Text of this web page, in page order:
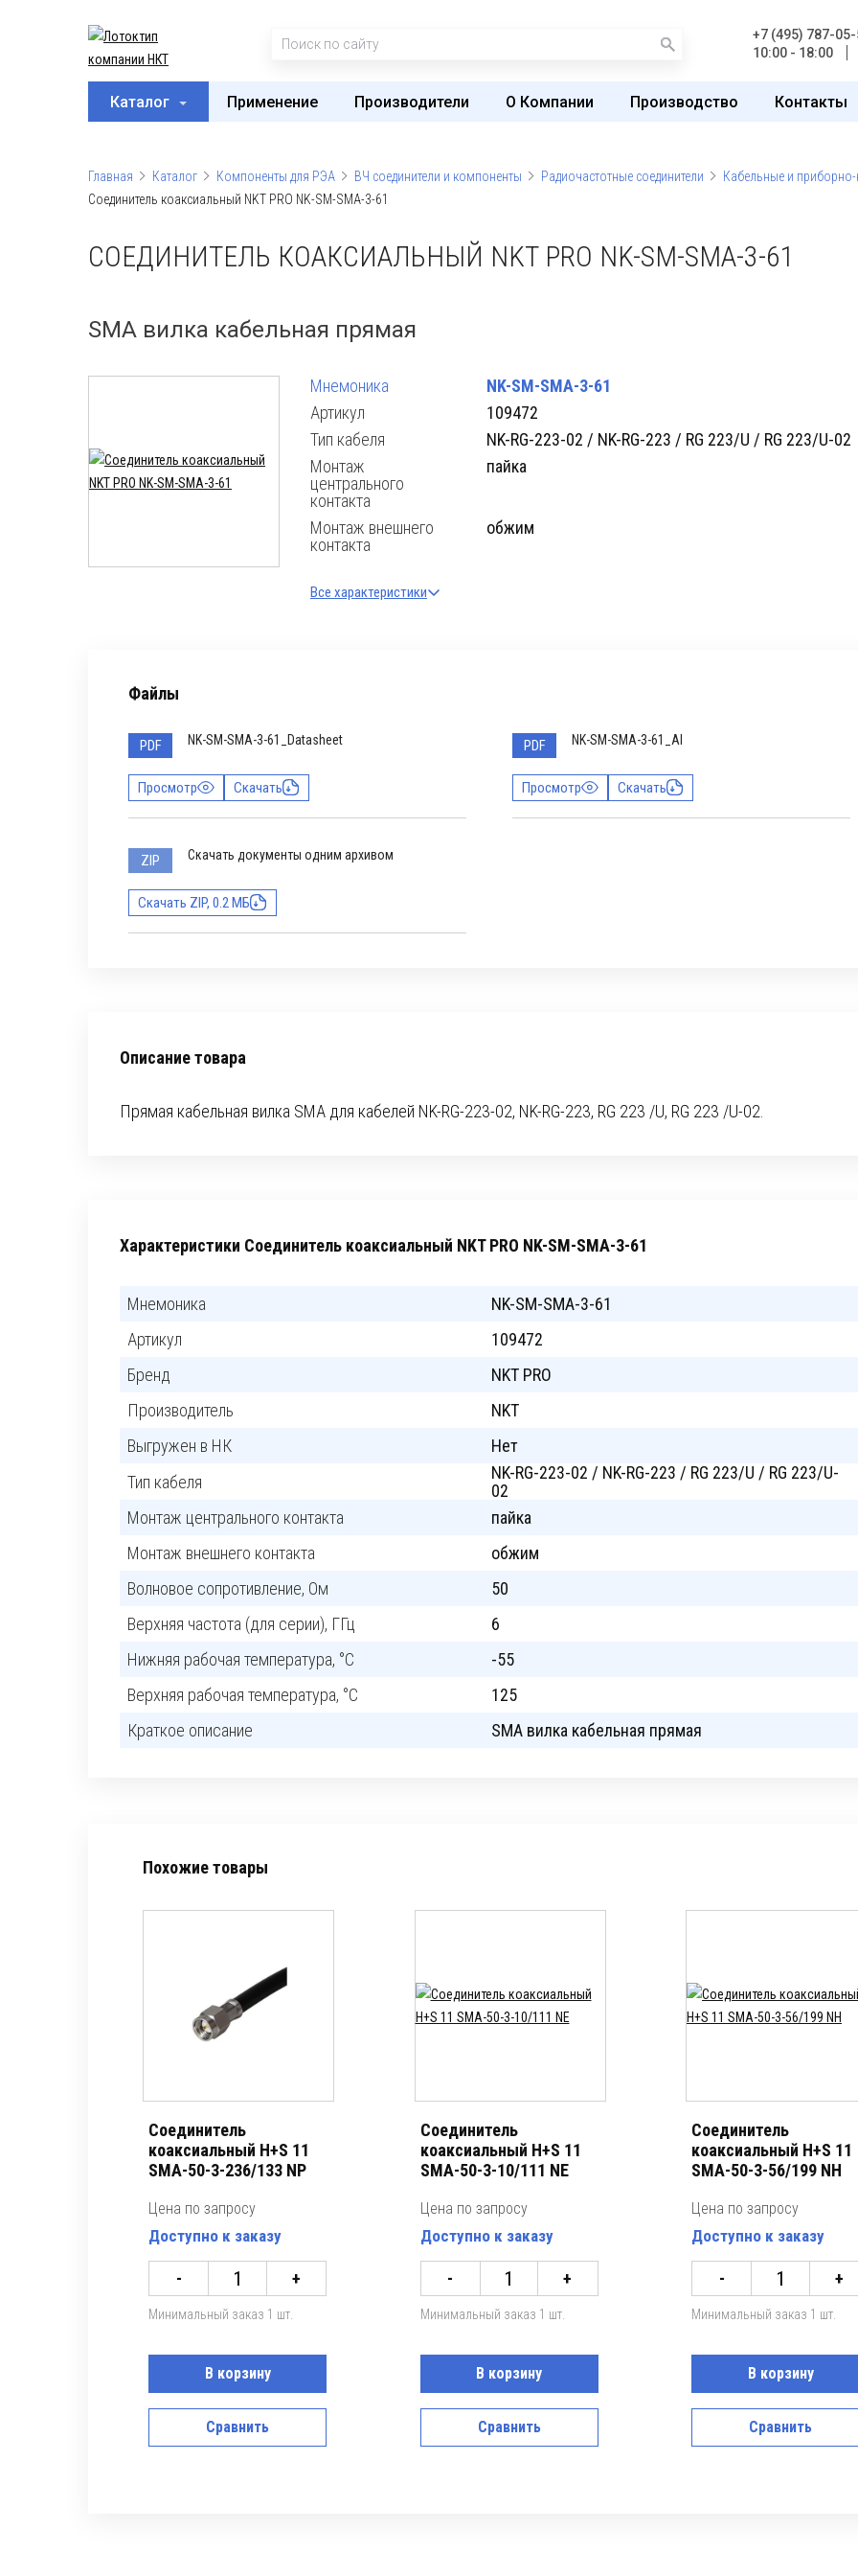
+7 (495) 787-
10:00 - 18:00
Каталог Применение Производители О Компании Производство Контакты
Главная Каталог Компоненты для РЭА ВЧ соединители и компоненты Радиочастотные соединители
Кабельные и приборно-
Соединитель коаксиальный NKT PRO NK-SM-SMA-3-61
СОЕДИНИТЕЛЬ КОАКСИАЛЬНЫЙ NKT PRO NK-SM-SMA-3-61
SMA вилка кабельная прямая
Мнемоника
NK-SM-SMA-3-61
Артикул
109472
Тип кабеля
NK-RG-223-02 / NK-RG-223 / RG 223/U / RG 223/U-02
Монтаж
центрального
контакта
пайка
Монтаж внешнего
контакта
обжим
Все характеристики
Файлы
PDF NK-SM-SMA-3-61_Datasheet
Просмотр Скачать
PDF NK-SM-SMA-3-61_AI
Просмотр Скачать
ZIP Скачать документы одним архивом
Скачать ZIP, 0.2 МБ
Описание товара
Прямая кабельная вилка SMA для кабелей NK-RG-223-02, NK-RG-223, RG 223 /U, RG 223 /U-02.
Характеристики Соединитель коаксиальный NKT PRO NK-SM-SMA-3-61
Мнемоника
NK-SM-SMA-3-61
Артикул
109472
Бренд
NKT PRO
Производитель
NKT
Выгружен в НК
Нет
Тип кабеля
NK-RG-223-02 / NK-RG-223 / RG 223/U / RG 223/U-
02
Монтаж центрального контакта
пайка
Монтаж внешнего контакта
обжим
Волновое сопротивление, Ом
50
Верхняя частота (для серии), ГГц
6
Нижняя рабочая температура, °C
-55
Верхняя рабочая температура, °C
125
Краткое описание
SMA вилка кабельная прямая
Похожие товары
Соединитель
коаксиальный H+S 11
SMA-50-3-236/133 NP
Цена по запросу
Доступно к заказу
- +
Минимальный заказ 1 шт.
В корзину
Сравнить
Соединитель
коаксиальный H+S 11
SMA-50-3-10/111 NE
Цена по запросу
Доступно к заказу
- +
Минимальный заказ 1 шт.
В корзину
Сравнить
Соединитель
коаксиальный H+S 11
SMA-50-3-56/199 NH
Цена по запросу
Доступно к заказу
- +
Минимальный заказ 1 шт.
В корзину
Сравнить